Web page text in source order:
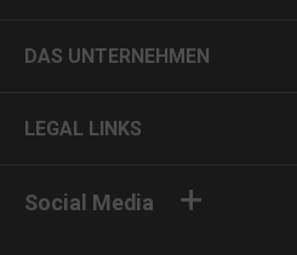
DAS UNTERNEHMEN
Social Media
LEGAL LINKS